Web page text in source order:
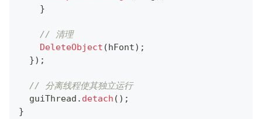
}
// 清理
DeleteObject (hFont) ;
}) ;
// 分离线程使其独立运行
  guiThread
. detach ( ) ;
}